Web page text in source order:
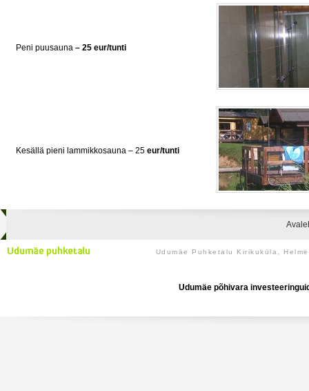
Peni puusauna – 25 eur/tunti
Kesällä pieni lammikkosauna – 25 eur/tunti
Udumäe Puhketalu Kirikuküla,
Udumäe põhivara